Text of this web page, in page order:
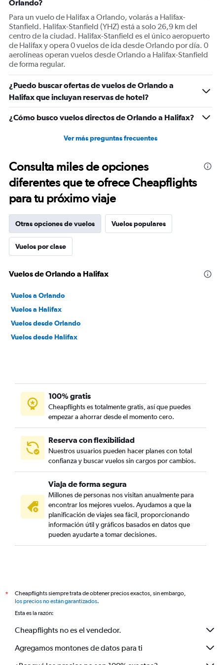
axis
displaying
values.
Range:
0
to
750.
Orlando?
Para un vuelo de Halifax a Orlando, volarás a Halifax-
Stanfield. Halifax-Stanfield (YHZ) está a solo 26,9 km del
centro de la ciudad. Halifax-Stanfield es el único aeropuerto
de Halifax y opera 0 vuelos de ida desde Orlando por día. 0
aerolíneas operan vuelos desde Orlando a Halifax-Stanfield
de forma regular.
¿Puedo buscar ofertas de vuelos de Orlando a
Halifax que incluyan reservas de hotel?
¿Cómo busco vuelos directos de Orlando a Halifax?
Ver más preguntas frecuentes
Consulta miles de opciones
diferentes que te ofrece Cheapflights
para tu próximo viaje
Otras opciones de vuelos Vuelos populares
Vuelos por clase
Vuelos de Orlando a Halifax
Vuelos a Orlando
Vuelos a Halifax
Vuelos desde Orlando
Vuelos desde Halifax
100% gratis
Cheapflights es totalmente gratis, así que puedes
empezar a ahorrar desde el momento cero.
Reserva con flexibilidad
Nuestros usuarios pueden hacer planes con total
confianza y buscar vuelos sin cargos por cambios.
Viaja de forma segura
Millones de personas nos visitan anualmente para
encontrar los mejores vuelos. Ayudamos a que la
planificación de viajes sea fácil, proporcionando
información útil y gráficos basados en datos que
pueden ayudarte a tomar decisiones.
*
Cheapflights siempre trata de obtener precios exactos, sin embargo,
los precios no están garantizados.
Esta es la razón:
Cheapflights no es el vendedor.
Agregamos montones de datos para ti